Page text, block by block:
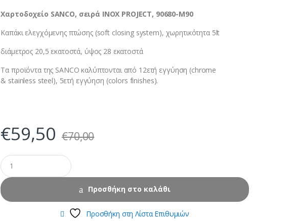
Χαρτοδοχείο SANCO, σειρά INOX PROJECT, 90680-M90
Καπάκι ελεγχόμενης πτώσης (soft closing system), χωρητικότητα 5lt
διάμετρος 20,5 εκατοστά, ύψος 28 εκατοστά
Τα προϊόντα της SANCO καλύπτονται από 12ετή εγγύηση (chrome
& stainless steel), 5ετή εγγύηση (colors finishes).
€59,50 €70,00
Προσθήκη στο καλάθι
Προσθήκη στη Λίστα Επιθυμιών